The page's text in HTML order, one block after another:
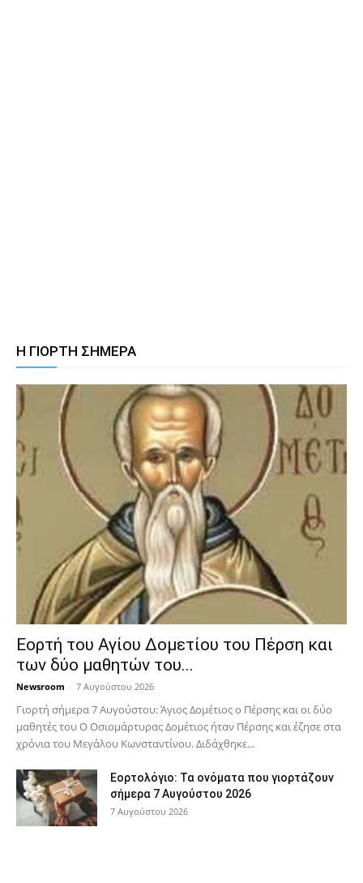
Η ΓΙΟΡΤΗ ΣΗΜΕΡΑ
Εορτή του Αγίου Δομετίου του Πέρση και
των δύο μαθητών του...
Newsroom - 7 Αυγούστου 2026
Γιορτή σήμερα 7 Αυγούστου: Άγιος Δομέτιος ο Πέρσης και οι δύο
μαθητές του Ο Oσιομάρτυρας Δομέτιος ήταν Πέρσης και έζησε στα
χρόνια του Μεγάλου Κωνσταντίνου. Διδάχθηκε...
Εορτολόγιο: Τα ονόματα που γιορτάζουν
σήμερα 7 Αυγούστου 2026
7 Αυγούστου 2026